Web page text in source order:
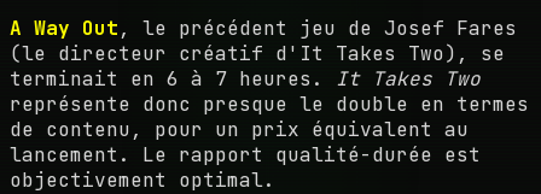
A Way Out, le précédent jeu de Josef Fares
(le directeur créatif d'It Takes Two), se
terminait en 6 à 7 heures. It Takes Two
représente donc presque le double en termes
de contenu, pour un prix équivalent au
lancement. Le rapport qualité-durée est
objectivement optimal.